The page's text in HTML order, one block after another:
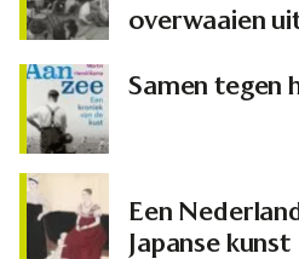
overwaaien
Samen tegen
Een
Japanse kunst